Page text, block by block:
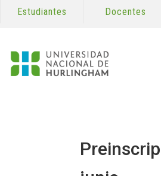
Estudiantes Docentes